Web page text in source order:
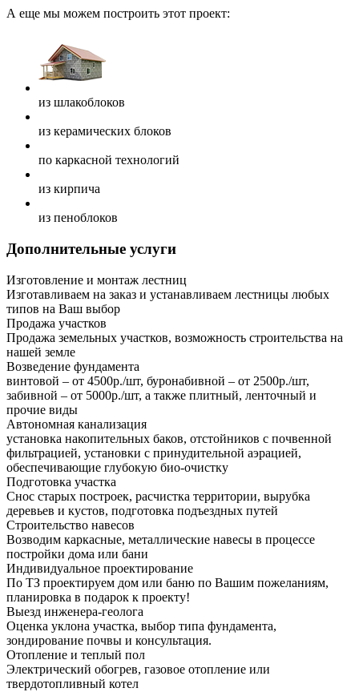
А еще мы можем построить этот проект:
из шлакоблоков
из керамических блоков
по каркасной технологий
из кирпича
из пеноблоков
Дополнительные услуги
Изготовление и монтаж лестниц
Изготавливаем на заказ и устанавливаем лестницы любых
типов на Ваш выбор
Продажа участков
Продажа земельных участков, возможность строительства на
нашей земле
Возведение фундамента
винтовой – от 4500р./шт, буронабивной – от 2500р./шт,
забивной – от 5000р./шт, а также плитный, ленточный и
прочие виды
Автономная канализация
установка накопительных баков, отстойников с почвенной
фильтрацией, установки с принудительной аэрацией,
обеспечивающие глубокую био-очистку
Подготовка участка
Снос старых построек, расчистка территории, вырубка
деревьев и кустов, подготовка подъездных путей
Строительство навесов
Возводим каркасные, металлические навесы в процессе
постройки дома или бани
Индивидуальное проектирование
По ТЗ проектируем дом или баню по Вашим пожеланиям,
планировка в подарок к проекту!
Выезд инженера-геолога
Оценка уклона участка, выбор типа фундамента,
зондирование почвы и консультация.
Отопление и теплый пол
Электрический обогрев, газовое отопление или
твердотопливный котел